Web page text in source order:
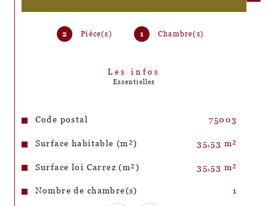
2 Pièce(s) 1 Chambre(s)
Les infos
Essentielles
Caractéristiques Valeurs
Code postal 75003
Surface habitable (m²) 35,53 m²
Surface loi Carrez (m²) 35,53 m²
Nombre de chambre(s) 1